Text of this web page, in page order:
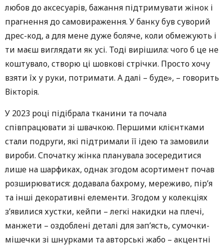
любов до аксесуарів, бажання підтримувати жінок і
прагнення до самовираження. У банку був суворий
дрес-код, а для мене дуже боляче, коли обмежують і
ти маєш виглядати як усі. Тоді вирішила: чого б це не
коштувало, створю ці шовкові стрічки. Просто хочу
взяти їх у руки, потримати. А далі – буде», – говорить
Вікторія.
У 2023 році підібрала тканини та почала
співпрацювати зі швачкою. Першими клієнтками
стали подруги, які підтримали її ідею та замовили
вироби. Спочатку жінка планувала зосередитися
лише на шарфиках, однак згодом асортимент почав
розширюватися: додавала бахрому, мереживо, пір’я
та інші декоративні елементи. Згодом у колекціях
з’явилися хустки, кейпи – легкі накидки на плечі,
манжети – оздоблені деталі для зап’ясть, сумочки-
мішечки зі шнурками та авторські жабо – акцентні